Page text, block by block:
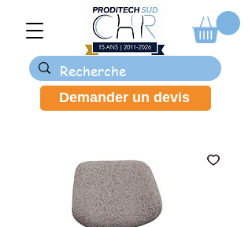
Demander un devis